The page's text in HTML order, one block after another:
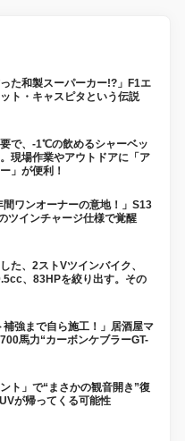
った和製スーパーカー!?」F1エ
ト・キャスピタという伝説
で、-1℃の飲めるシャーベッ
現場作業やアウトドアに「ア
」が便利！
間ワンオーナーの意地！」S13
ツインチャージ仕様で覚醒
た、2ストVツインバイク、
、83HPを絞り出す。その
補強まで自ら施工！」居酒屋マ
馬力“カーボンケブラーGT-
ト」で“まさかの観音開き”復
が帰ってくる可能性